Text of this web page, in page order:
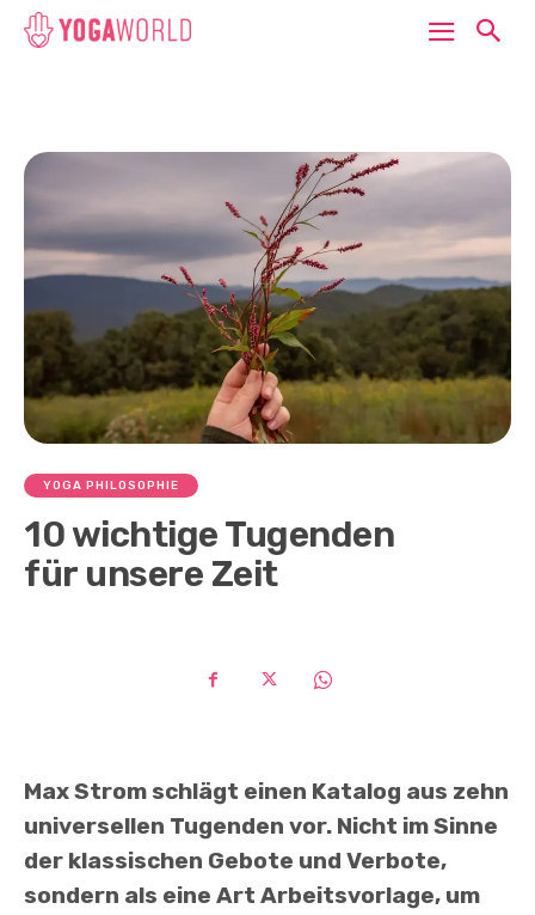
YOGA PHILOSOPHIE
10 wichtige Tugenden
für unsere Zeit
Max Strom schlägt einen Katalog aus zehn
universellen Tugenden vor. Nicht im Sinne
der klassischen Gebote und Verbote,
sondern als eine Art Arbeitsvorlage, um